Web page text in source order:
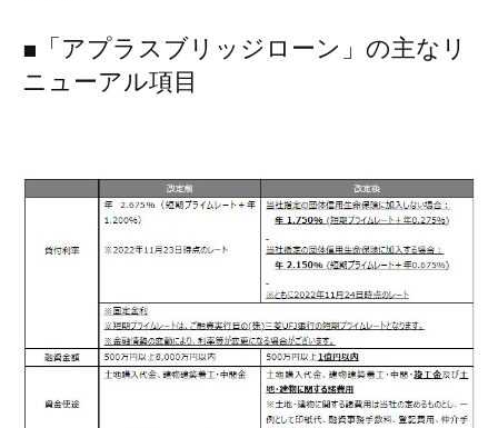
■「アプラスブリッジローン」の主なリ
ニューアル項目